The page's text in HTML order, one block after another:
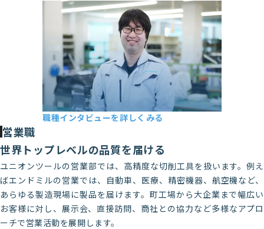
本社開発課 Y・K
2017年新卒入社（一度退社し、2020年
に再入社）
職種インタビューを詳しくみる
営業職
世界トップレベルの品質を届ける
ユニオンツールの営業部では、高精度な切削工具を扱います。例え
ばエンドミルの営業では、自動車、医療、精密機器、航空機など、
あらゆる製造現場に製品を届けます。町工場から大企業まで幅広い
お客様に対し、展示会、直接訪問、商社との協力など多様なアプロ
ーチで営業活動を展開します。